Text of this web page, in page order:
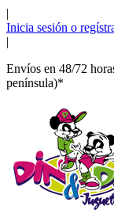
|
Inicia sesión o
|
Envíos en 48/72
península)*